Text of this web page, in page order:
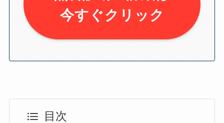
今すぐクリック
目次